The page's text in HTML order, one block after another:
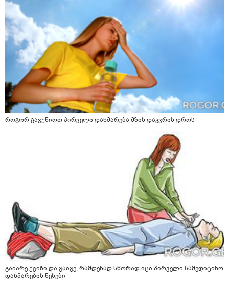
როგორ გავუწიოთ პირველი დახმარება მზის დაკვრის დროს
გაიარე ქვიზი და გაიგე, რამდენად სწორად იცი პირველი სამედიცინო
დახმარების წესები